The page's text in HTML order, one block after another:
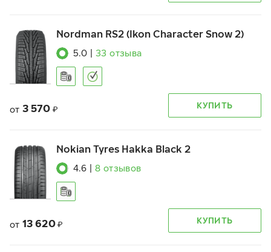
Nordman RS2 (Ikon Character Snow 2)
5.0 33 отзыва
от 3 570 ₽ КУПИТЬ
Nokian Tyres Hakka Black 2
4.6 8 отзывов
от 13 620 ₽ КУПИТЬ